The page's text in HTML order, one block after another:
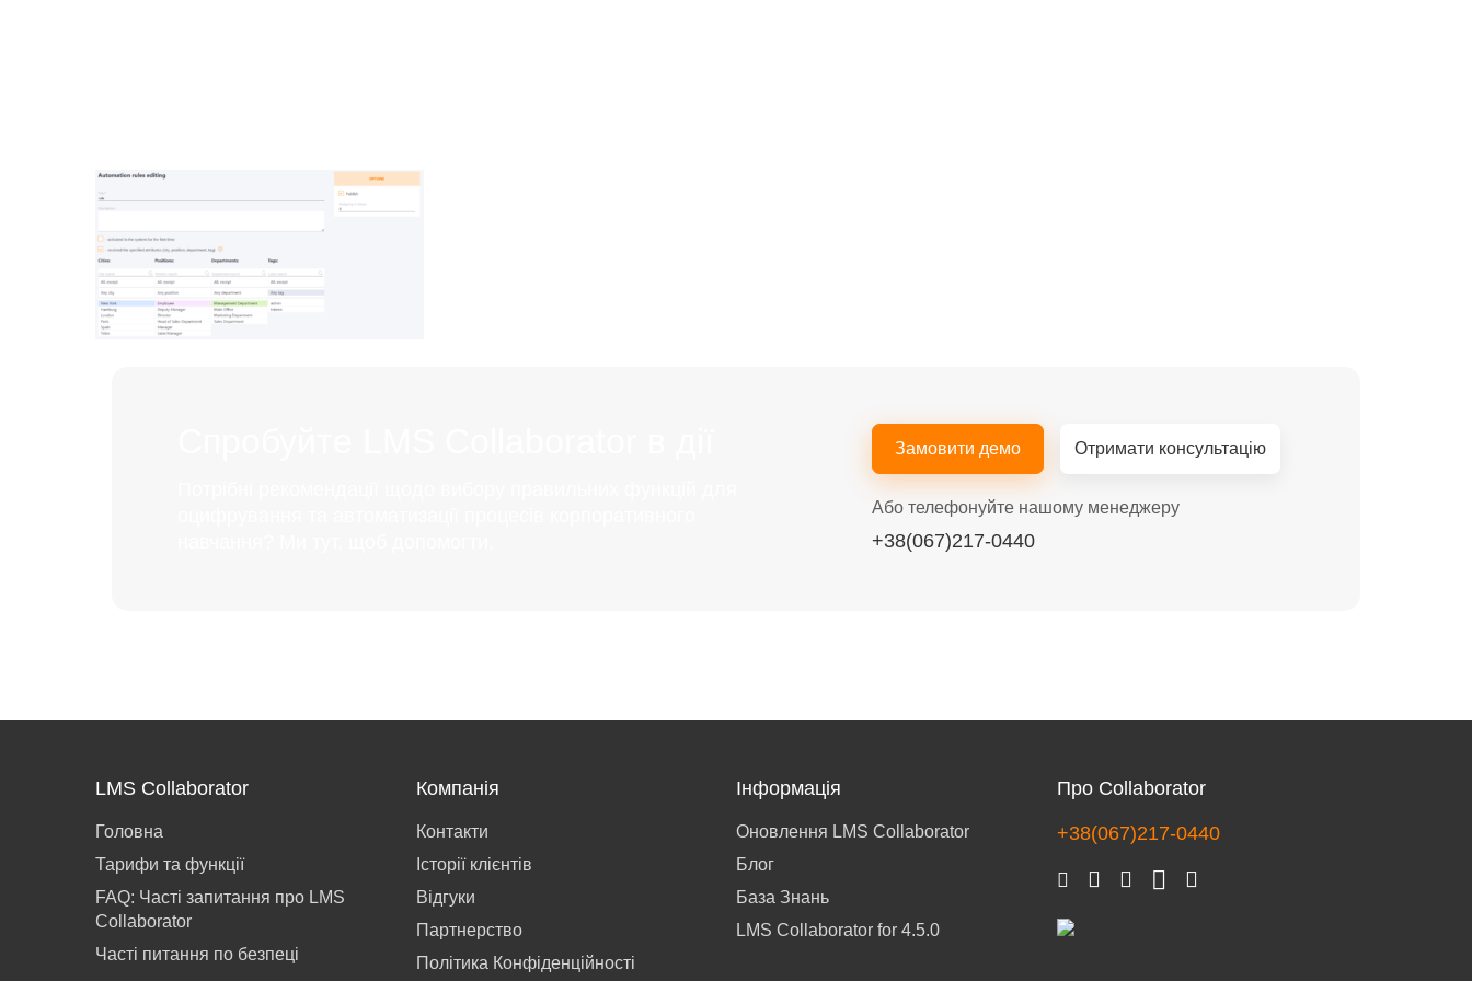
Замовити демо Отримати консультацію
Або телефонуйте нашому менеджеру
+38(067)217-0440
LMS Collaborator
Головна
Тарифи та функції
FAQ: Часті запитання про LMS
Collaborator
Часті питання по безпеці
Компанія
Контакти
Історії клієнтів
Відгуки
Партнерство
Політика Конфіденційності
Інформація
Оновлення LMS Collaborator
Блог
База Знань
LMS Collaborator for 4.5.0
Про Collaborator
+38(067)217-0440